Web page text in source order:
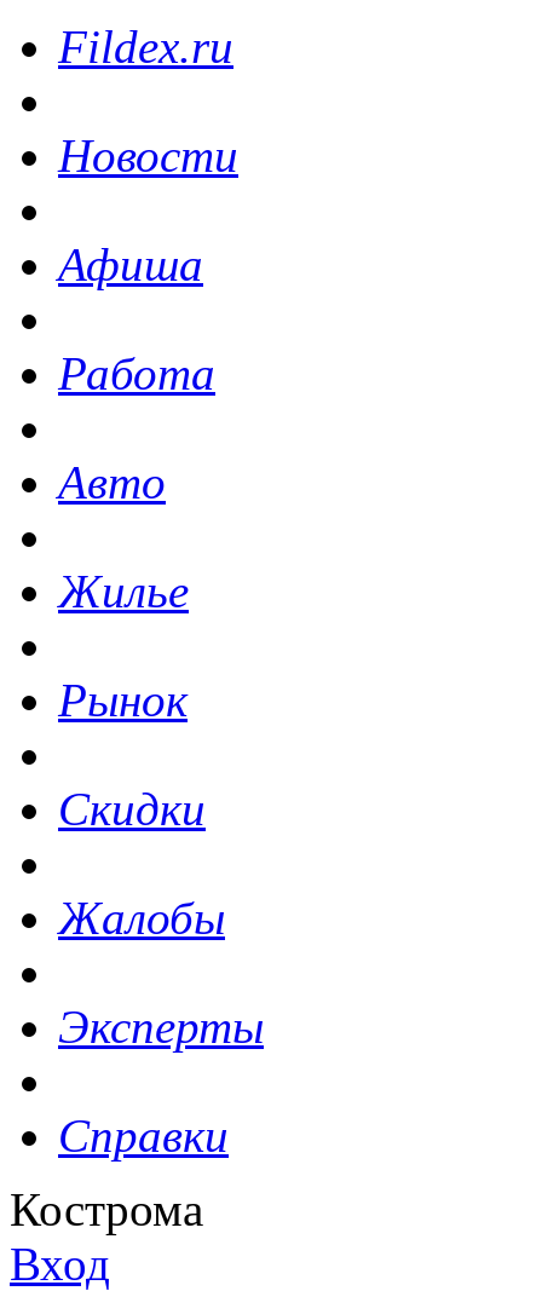
Fildex.ru
Новости
Афиша
Работа
Авто
Жилье
Рынок
Скидки
Жалобы
Эксперты
Справки
Кострома
Вход